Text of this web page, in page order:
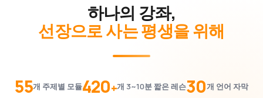
하나의 강좌,
선장으로 사는 평생을 위해
55개 주제별 모듈420+개 3~10분 짧은 레슨30개 언어 자막